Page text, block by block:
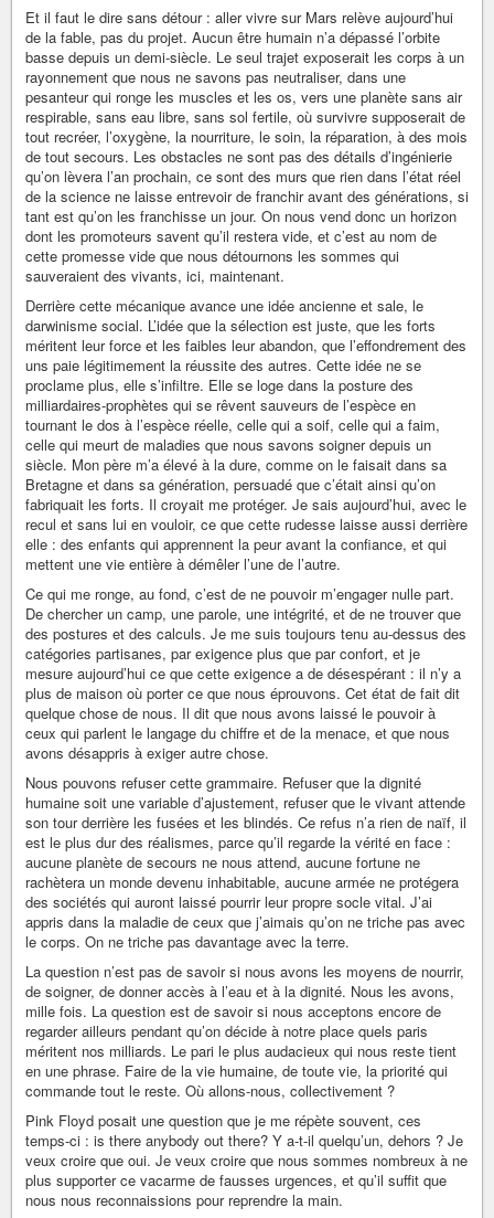
Et il faut le dire sans détour : aller vivre sur Mars relève aujourd’hui
de la fable, pas du projet. Aucun être humain n’a dépassé l’orbite
basse depuis un demi-siècle. Le seul trajet exposerait les corps à un
rayonnement que nous ne savons pas neutraliser, dans une
pesanteur qui ronge les muscles et les os, vers une planète sans air
respirable, sans eau libre, sans sol fertile, où survivre supposerait de
tout recréer, l’oxygène, la nourriture, le soin, la réparation, à des mois
de tout secours. Les obstacles ne sont pas des détails d’ingénierie
qu’on lèvera l’an prochain, ce sont des murs que rien dans l’état réel
de la science ne laisse entrevoir de franchir avant des générations, si
tant est qu’on les franchisse un jour. On nous vend donc un horizon
dont les promoteurs savent qu’il restera vide, et c’est au nom de
cette promesse vide que nous détournons les sommes qui
sauveraient des vivants, ici, maintenant.
Derrière cette mécanique avance une idée ancienne et sale, le
darwinisme social. L’idée que la sélection est juste, que les forts
méritent leur force et les faibles leur abandon, que l’effondrement des
uns paie légitimement la réussite des autres. Cette idée ne se
proclame plus, elle s’infiltre. Elle se loge dans la posture des
milliardaires-prophètes qui se rêvent sauveurs de l’espèce en
tournant le dos à l’espèce réelle, celle qui a soif, celle qui a faim,
celle qui meurt de maladies que nous savons soigner depuis un
siècle. Mon père m’a élevé à la dure, comme on le faisait dans sa
Bretagne et dans sa génération, persuadé que c’était ainsi qu’on
fabriquait les forts. Il croyait me protéger. Je sais aujourd’hui, avec le
recul et sans lui en vouloir, ce que cette rudesse laisse aussi derrière
elle : des enfants qui apprennent la peur avant la confiance, et qui
mettent une vie entière à démêler l’une de l’autre.
Ce qui me ronge, au fond, c’est de ne pouvoir m’engager nulle part.
De chercher un camp, une parole, une intégrité, et de ne trouver que
des postures et des calculs. Je me suis toujours tenu au-dessus des
catégories partisanes, par exigence plus que par confort, et je
mesure aujourd’hui ce que cette exigence a de désespérant : il n’y a
plus de maison où porter ce que nous éprouvons. Cet état de fait dit
quelque chose de nous. Il dit que nous avons laissé le pouvoir à
ceux qui parlent le langage du chiffre et de la menace, et que nous
avons désappris à exiger autre chose.
Nous pouvons refuser cette grammaire. Refuser que la dignité
humaine soit une variable d’ajustement, refuser que le vivant attende
son tour derrière les fusées et les blindés. Ce refus n’a rien de naïf, il
est le plus dur des réalismes, parce qu’il regarde la vérité en face :
aucune planète de secours ne nous attend, aucune fortune ne
rachètera un monde devenu inhabitable, aucune armée ne protégera
des sociétés qui auront laissé pourrir leur propre socle vital. J’ai
appris dans la maladie de ceux que j’aimais qu’on ne triche pas avec
le corps. On ne triche pas davantage avec la terre.
La question n’est pas de savoir si nous avons les moyens de nourrir,
de soigner, de donner accès à l’eau et à la dignité. Nous les avons,
mille fois. La question est de savoir si nous acceptons encore de
regarder ailleurs pendant qu’on décide à notre place quels paris
méritent nos milliards. Le pari le plus audacieux qui nous reste tient
en une phrase. Faire de la vie humaine, de toute vie, la priorité qui
commande tout le reste. Où allons-nous, collectivement ?
Pink Floyd posait une question que je me répète souvent, ces
temps-ci : is there anybody out there? Y a-t-il quelqu’un, dehors ? Je
veux croire que oui. Je veux croire que nous sommes nombreux à ne
plus supporter ce vacarme de fausses urgences, et qu’il suffit que
nous nous reconnaissions pour reprendre la main.